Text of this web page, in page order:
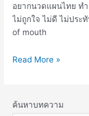
อยากนวดแผนไทย ท
ไม่ถูกใจ ไม่ดี ไม่ประ
of mouth
Read More »
ค้นหาบทความ